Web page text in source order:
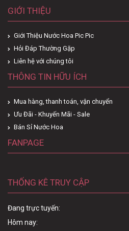
GIỚI THIỆU
Giới Thiệu Nước Hoa Pic Pic
Hỏi Đáp Thường Gặp
Liên hệ với chúng tôi
THÔNG TIN HỮU ÍCH
Mua hàng, thanh toán, vận chuyển
Ưu Đãi - Khuyến Mãi - Sale
Bán Sỉ Nước Hoa
FANPAGE
THỐNG KÊ TRUY CẬP
Đang trực tuyến:
Hôm nay: